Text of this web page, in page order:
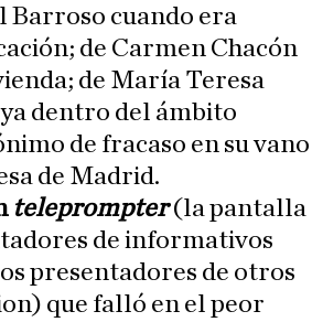
Barroso cuando era
de Carmen Chacón
de María Teresa
ya dentro del ámbito
de fracaso en su vano
de Madrid.
teleprompter (la pantalla
de informativos
presentadores de otros
que falló en el peor